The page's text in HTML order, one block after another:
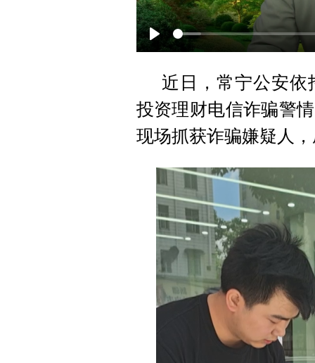
Play
近日，常宁公安依
投资理财电信诈骗警
现场抓获诈骗嫌疑人